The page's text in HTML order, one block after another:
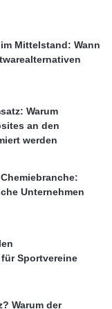
erreichen, müsste
einem Prozent pro
bei der
das Programm
oder zinsgünstigen
Außerdem
für
und Wärmepumpen
Group
Mittelstand: Wann
Warum
an den
werden
Unternehmen
Sportvereine
Warum der